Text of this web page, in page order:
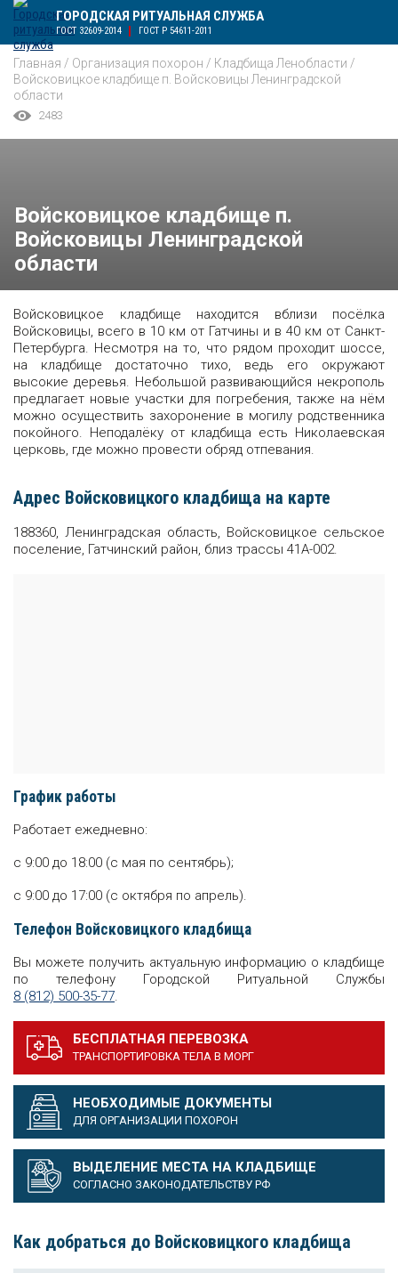
ГОРОДСКАЯ РИТУАЛЬНАЯ СЛУЖБА
ГОСТ 32609-2014 ГОСТ Р 54611-2011
Главная / Организация похорон / Кладбища Ленобласти /
Войсковицкое кладбище п. Войсковицы Ленинградской
области
2483
Войсковицкое кладбище п.
Войсковицы Ленинградской
области
Войсковицкое кладбище находится вблизи посёлка
Войсковицы, всего в 10 км от Гатчины и в 40 км от Санкт-
Петербурга. Несмотря на то, что рядом проходит шоссе,
на кладбище достаточно тихо, ведь его окружают
высокие деревья. Небольшой развивающийся некрополь
предлагает новые участки для погребения, также на нём
можно осуществить захоронение в могилу родственника
покойного. Неподалёку от кладбища есть Николаевская
церковь, где можно провести обряд отпевания.
Адрес Войсковицкого кладбища на карте
188360, Ленинградская область, Войсковицкое сельское
поселение, Гатчинский район, близ трассы 41А-002.
График работы
Работает ежедневно:
с 9:00 до 18:00 (с мая по сентябрь);
с 9:00 до 17:00 (с октября по апрель).
Телефон Войсковицкого кладбища
Вы можете получить актуальную информацию о кладбище
по телефону Городской Ритуальной Службы
8 (812) 500-35-77.
БЕСПЛАТНАЯ ПЕРЕВОЗКА
ТРАНСПОРТИРОВКА ТЕЛА В МОРГ
НЕОБХОДИМЫЕ ДОКУМЕНТЫ
ДЛЯ ОРГАНИЗАЦИИ ПОХОРОН
ВЫДЕЛЕНИЕ МЕСТА НА КЛАДБИЩЕ
СОГЛАСНО ЗАКОНОДАТЕЛЬСТВУ РФ
Как добраться до Войсковицкого кладбища